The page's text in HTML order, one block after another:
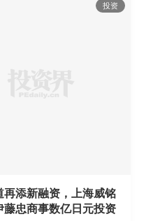
投资
再添新融资，上海威铭
藤忠商事数亿日元投资